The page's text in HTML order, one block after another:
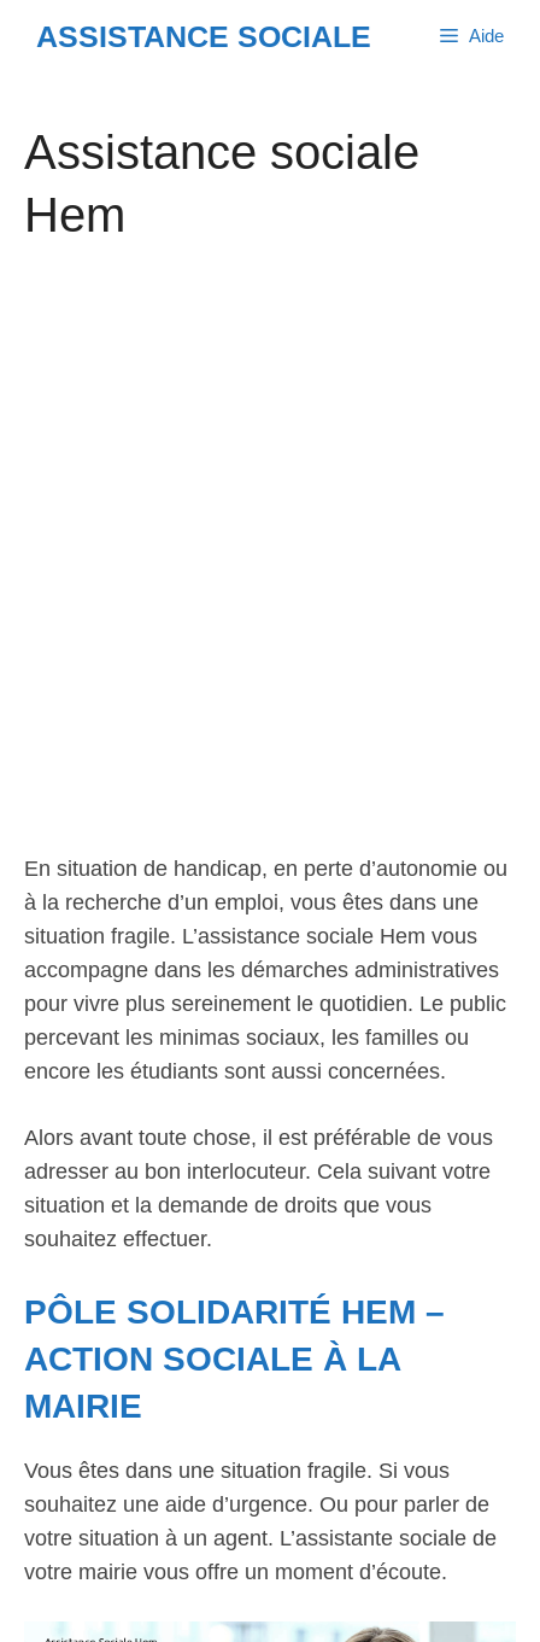
ASSISTANCE SOCIALE Aide
Assistance sociale
Hem
En situation de handicap, en perte d’autonomie ou
à la recherche d’un emploi, vous êtes dans une
situation fragile. L’assistance sociale Hem vous
accompagne dans les démarches administratives
pour vivre plus sereinement le quotidien. Le public
percevant les minimas sociaux, les familles ou
encore les étudiants sont aussi concernées.
Alors avant toute chose, il est préférable de vous
adresser au bon interlocuteur. Cela suivant votre
situation et la demande de droits que vous
souhaitez effectuer.
PÔLE SOLIDARITÉ HEM –
ACTION SOCIALE À LA
MAIRIE
Vous êtes dans une situation fragile. Si vous
souhaitez une aide d’urgence. Ou pour parler de
votre situation à un agent. L’assistante sociale de
votre mairie vous offre un moment d’écoute.